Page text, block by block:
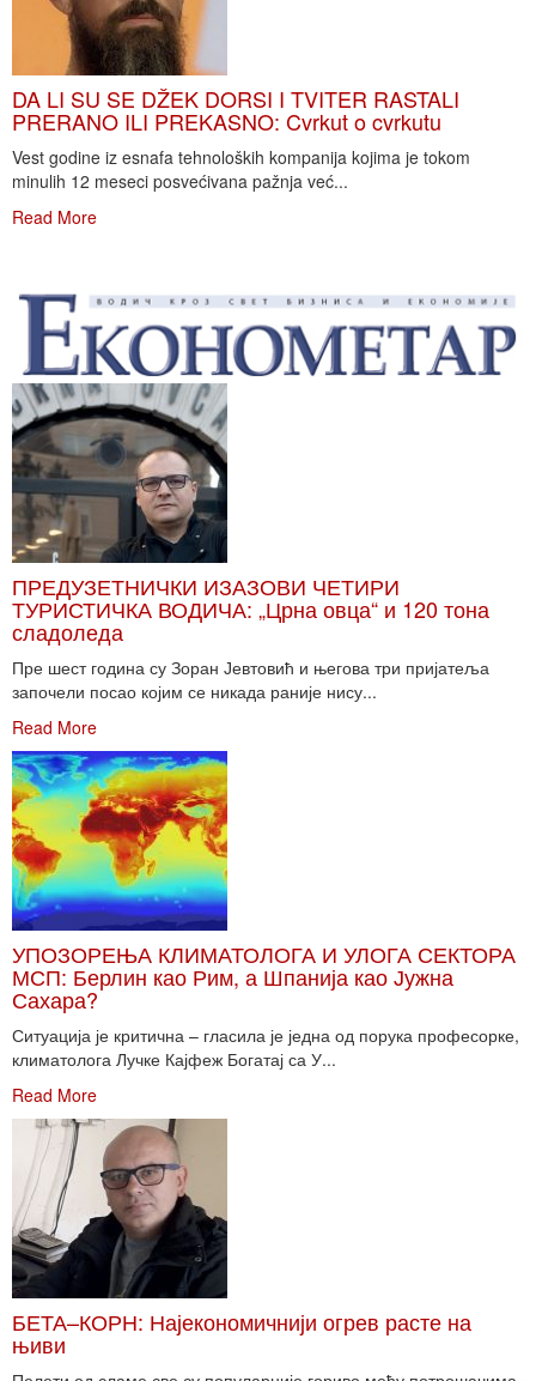
DA LI SU SE DŽEK DORSI I TVITER RASTALI
PRERANO ILI PREKASNO: Cvrkut o cvrkutu
Vest godine iz esnafa tehnoloških kompanija kojima je tokom
minulih 12 meseci posvećivana pažnja već...
Read More
ПРЕДУЗЕТНИЧКИ ИЗАЗОВИ ЧЕТИРИ
ТУРИСТИЧКА ВОДИЧА: „Црна овца“ и 120 тона
сладоледа
Пре шест година су Зоран Јевтовић и његова три пријатеља
започели посао којим се никада раније нису...
Read More
УПОЗОРЕЊА КЛИМАТОЛОГА И УЛОГА СЕКТОРА
МСП: Берлин као Рим, а Шпанија као Јужна
Сахара?
Ситуација је критична – гласила је једна од порука професорке,
климатолога Лучке Кајфеж Богатај са У...
Read More
БЕТА–КОРН: Најекономичнији огрев расте на
њиви